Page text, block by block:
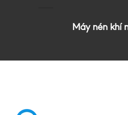
Máy nén khí